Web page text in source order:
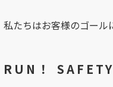
私たちはお客様のゴール
RUN！